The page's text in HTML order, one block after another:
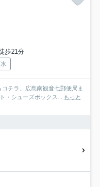
歩21分
チラ。広島南観音七郵便局ま
・シューズボックス... もっと